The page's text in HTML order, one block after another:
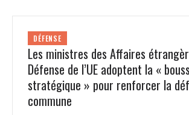
PRÉSENTATION
NOTRE VISION
NOS MISSIONS
ORGANISATION
LE CONSEIL DU GIFAS
FONCTIONNEMENT
1 2 3 4
18
21
22
DÉFENSE
Les ministres des Affaires
Défense de l’UE adoptent la «
stratégique » pour renforcer la
commune